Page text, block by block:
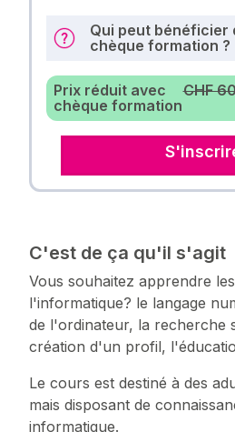
Qui peut bénéficier
chèque formation ?
Prix réduit avec
chèque formation
CHF
C'est de ça qu'il s'agit
Vous souhaitez apprendre
l'informatique? le langage
de l'ordinateur, la recherche
création d'un profil,
Le cours est destiné à des
mais disposant de
informatique.